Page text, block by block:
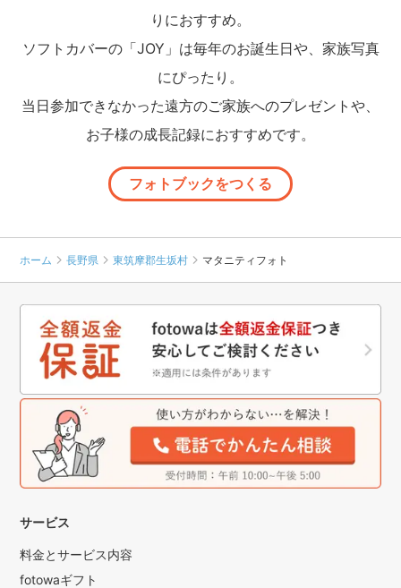
りにおすすめ。
ソフトカバーの「JOY」は毎年のお誕生日や、家族写真
にぴったり。
当日参加できなかった遠方のご家族へのプレゼントや、
お子様の成長記録におすすめです。
フォトブックをつくる
ホーム 長野県 東筑摩郡生坂村 マタニティフォト
サービス
料金とサービス内容
fotowaギフト